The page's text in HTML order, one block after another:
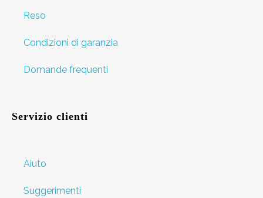
Reso
Condizioni di garanzia
Domande frequenti
Servizio clienti
Aiuto
Suggerimenti